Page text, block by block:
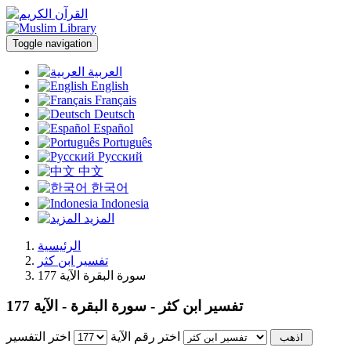
Toggle navigation
العربية
English
Français
Deutsch
Español
Português
Русский
中文
한국어
Indonesia
المزيد
الرئيسية
تفسير ابن كثر
سورة البقرة الآية 177
تفسير ابن كثر - سورة البقرة - الآية 177
اختر رقم الآية اختر التفسير